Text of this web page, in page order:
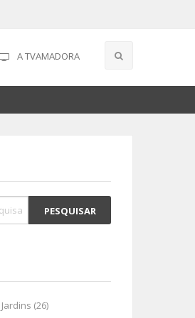
A TVAMADORA
Jardins (26)